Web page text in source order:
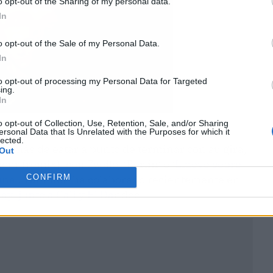
opt-out of the Sale of my Personal Data.
opt-out of processing my Personal Data for Targeted
opt-out of Collection, Use, Retention, Sale, and/or Sharing
Data that Is Unrelated with the Purposes for which it
CONFIRM
Triunfo 2017 no ha parado: en 2020
de estar a punto de terminar con su gira,
(remix)’ con Zzoilo, ‘Berlín‘ o ‘Llueve sobre
. También ha colaborado recientemente en
junto a Cali y El Dandee.